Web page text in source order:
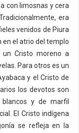
con limosnas y cera
era
venidos de Piura
en el atrio del templo
un Cristo moreno a
Para otros es un
y el Cristo de
los devotos son
blancos y de marfil
El Cristo indígena
se refleja en la